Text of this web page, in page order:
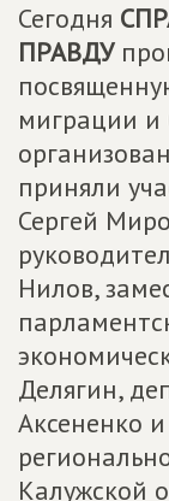
Сегодня
ПРАВДУ
миграции и
приняли
Сергей
Нилов,
Делягин,
Аксененко
Калужской